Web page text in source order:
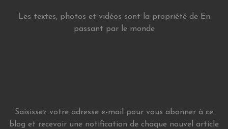
Les textes, photos et vidéos sont la propriété de En
passant par le monde
Saisissez votre adresse e-mail pour vous abonner à ce
blog et recevoir une notification de chaque nouvel article